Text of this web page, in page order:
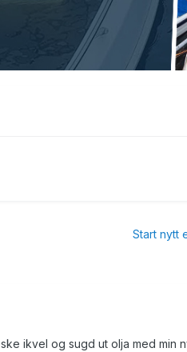
Start nytt
ikvel og sugd ut olja med min